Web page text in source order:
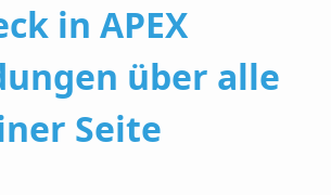
in APEX
über alle
Seite